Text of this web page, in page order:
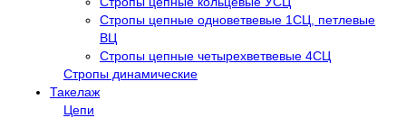
Стропы цепные одноветвевые 1СЦ, петлевые
ВЦ
Стропы цепные четырехветвевые 4СЦ
Стропы динамические
Такелаж
Цепи